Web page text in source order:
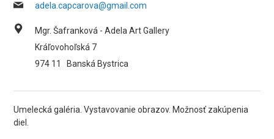
adela.capcarova@gmail.com
Mgr. Šafranková - Adela Art Gallery
Kráľovohoľská 7
974 11
Banská Bystrica
Umelecká galéria. Vystavovanie obrazov. Možnosť zakúpenia
diel.